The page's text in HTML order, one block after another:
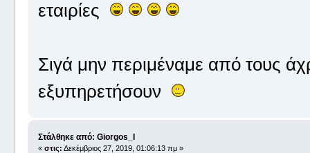
εταιρίες
Σιγά μην περιμέναμε από τους
εξυπηρετήσουν
Στάλθηκε από: Giorgos_I
« στις: Δεκέμβριος 27, 2019, 01:06:13 πμ »